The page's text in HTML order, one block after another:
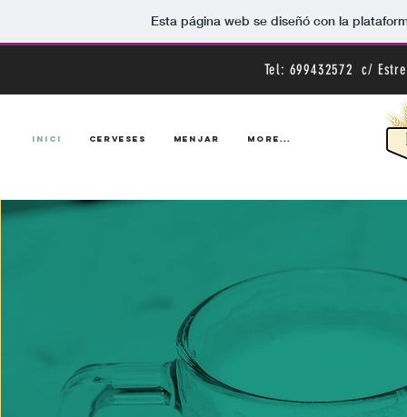
Esta página web se diseñó con la
Tel: 699432572 c/
INICI CERVESES MENJAR More...